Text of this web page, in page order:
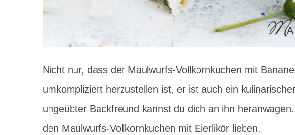
Nicht nur, dass der Maulwurfs-Vollkornkuchen mit
umkompliziert herzustellen ist, er ist auch ein
ungeübter Backfreund kannst du dich an ihn
den Maulwurfs-Vollkornkuchen mit Eierlikör lieben.